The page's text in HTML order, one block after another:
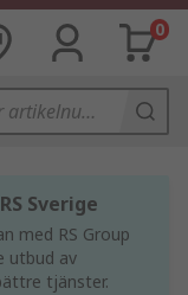
0
Sverige
med RS Group
utbud av
tjänster.